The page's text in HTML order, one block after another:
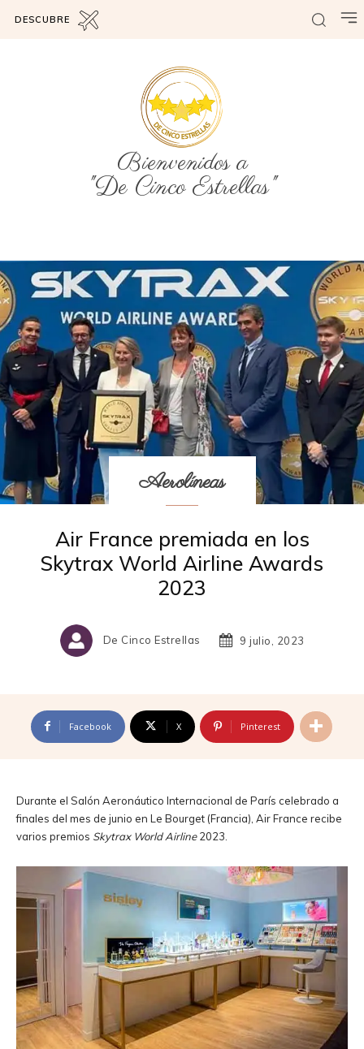
DESCUBRE
Bienvenidos a
"De Cinco Estrellas"
Aerolíneas
Air France premiada en los
Skytrax World Airline Awards
2023
De Cinco Estrellas 9 julio, 2023
Facebook X Pinterest
Durante el Salón Aeronáutico Internacional de París celebrado a
finales del mes de junio en Le Bourget (Francia), Air France recibe
varios premios Skytrax World Airline2023.